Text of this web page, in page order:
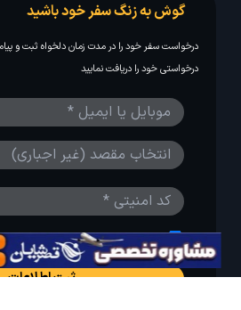
گوش به زنگ سفر خود باشید
درخواست سفر خود را در مدت زمان دلخواه ثبت و
درخواستی خود را دریافت نمایید
مایلم ایمیل و یا پیامک خبرنامه دریافت کنم.